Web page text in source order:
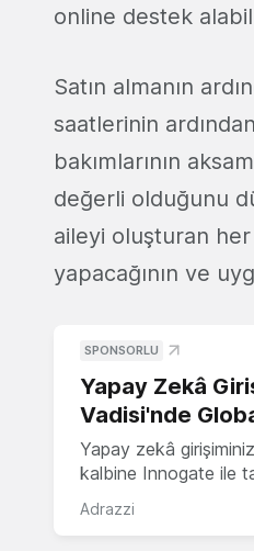
online destek
Satın almanın
saatlerinin
bakımlarının
değerli olduğunu
aileyi oluşturan
yapacağının ve
SPONSORLU
Yapay Zekâ
Vadisi'nde
Yapay zekâ
kalbine Innogate ile
Adrazzi